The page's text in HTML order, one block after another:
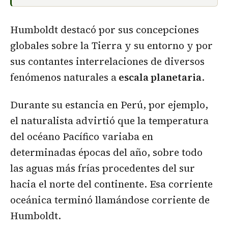
Humboldt destacó por sus concepciones
globales sobre la Tierra y su entorno y por
sus contantes interrelaciones de diversos
fenómenos naturales aescala planetaria.
Durante su estancia en Perú, por ejemplo,
el naturalista advirtió que la temperatura
del océano Pacífico variaba en
determinadas épocas del año, sobre todo
las aguas más frías procedentes del sur
hacia el norte del continente. Esa corriente
oceánica terminó llamándose corriente de
Humboldt.